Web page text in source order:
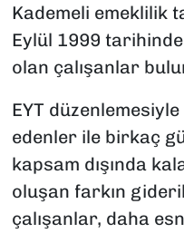
Kademeli emeklilik
Eylül 1999
olan çalışanlar
EYT
edenler ile birkaç
kapsam dışında
oluşan farkın
çalışanlar, daha